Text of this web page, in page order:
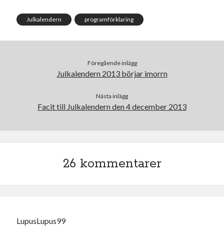
Swish: 070-8885542
k
Julkalendern programförklaring
Föregående inlägg
Julkalendern 2013 börjar imorrn
Nästa inlägg
Facit till Julkalendern den 4 december 2013
26 kommentarer
LupusLupus99